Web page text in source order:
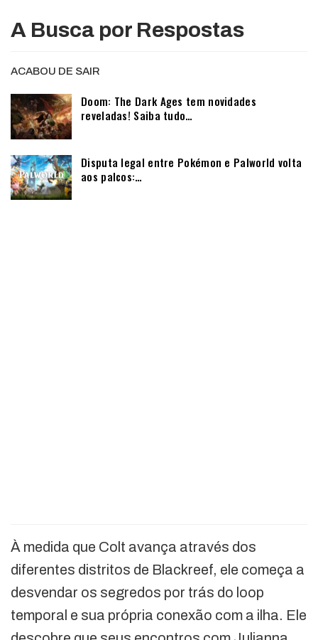
A Busca por Respostas
ACABOU DE SAIR
Doom: The Dark Ages tem novidades
reveladas! Saiba tudo…
Disputa legal entre Pokémon e Palworld volta
aos palcos:…
À medida que Colt avança através dos
diferentes distritos de Blackreef, ele começa a
desvendar os segredos por trás do loop
temporal e sua própria conexão com a ilha. Ele